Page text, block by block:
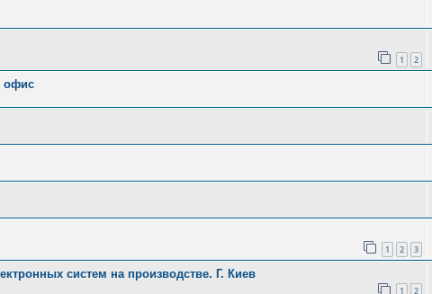
1 2
офис
1 2 3
систем на производстве. Г. Киев
1 2